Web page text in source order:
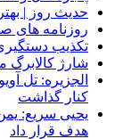
حدیث روز |
روزنامه‌ های صبح
تکذیب
شارژ کالابرگ
الجزیره: تل
کنار گذاشت
یحیی سریع:
هدف قرار داد